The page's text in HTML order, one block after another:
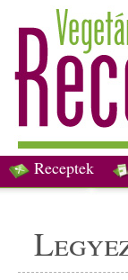
Receptek